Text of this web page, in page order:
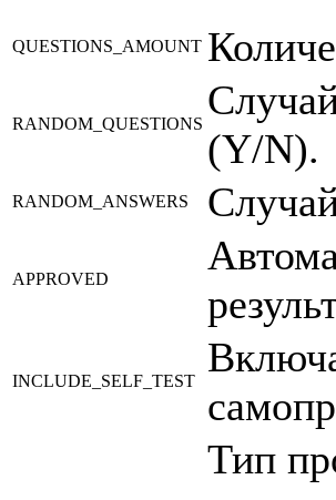
QUESTIONS_AMOUNT
RANDOM_QUESTIONS
(Y/N).
RANDOM_ANSWERS
APPROVED
INCLUDE_SELF_TEST
Тип